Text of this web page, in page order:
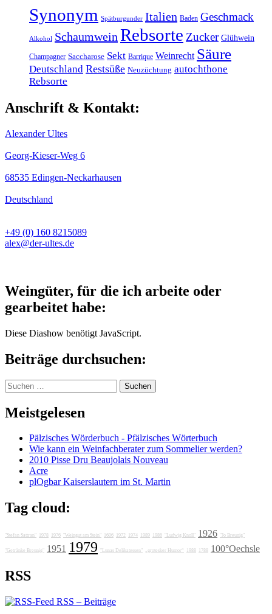
Synonym Spätburgunder Italien Baden Geschmack
Alkohol Schaumwein Rebsorte Zucker Glühwein
Champagner Saccharose Sekt Barrique Weinrecht Säure
Deutschland Restsüße Neuzüchtung autochthone
Rebsorte
Anschrift & Kontakt:
Alexander Ultes
Georg-Kieser-Weg 6
68535 Edingen-Neckarhausen
Deutschland
+49 (0) 160 8215089
alex@der-ultes.de
Weingüter, für die ich arbeite oder
gearbeitet habe:
Diese Diashow benötigt JavaScript.
Beiträge durchsuchen:
Suchen
nach:
Meistgelesen
Pälzisches Wörderbuch - Pfälzisches Wörterbuch
Wie kann ein Weinfachberater zum Sommelier werden?
2010 Pisse Dru Beaujolais Nouveau
Acre
plOgbar Kaiserslautern im St. Martin
Tag cloud:
"Stefan Sattran" 1978 1976 "Weingut am Stein" 1606 1972 1974 1989 1986 "Ludwig Knoll" 1926 "Jo Breunig"
"Getränke Breunig" 1951 1979 "Lunas Delikatessen" „grotesker Humor“ 1988 1788 100°Oechsle
RSS
RSS – Beiträge